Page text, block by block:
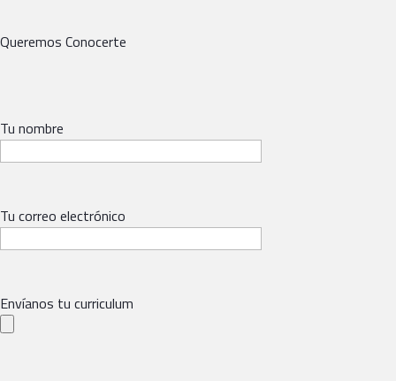
Queremos Conocerte
Tu nombre
Tu correo electrónico
Envíanos tu curriculum